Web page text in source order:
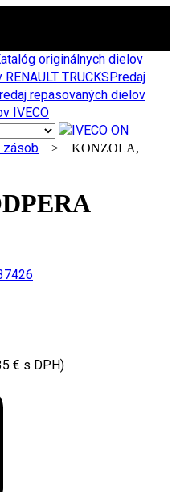
originálnych dielov
TRUCKSPredaj
repasovaných dielov
IVECO
zásob > KONZOLA,
€ s DPH)